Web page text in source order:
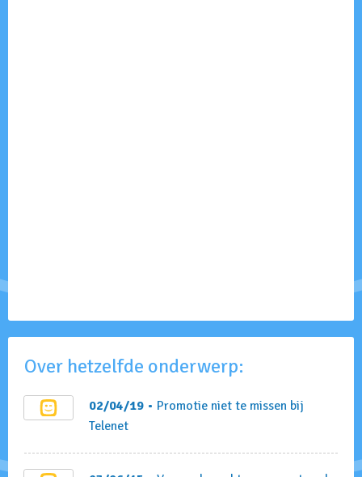
Over hetzelfde onderwerp:
02/04/19 • Promotie niet te missen bij
Telenet